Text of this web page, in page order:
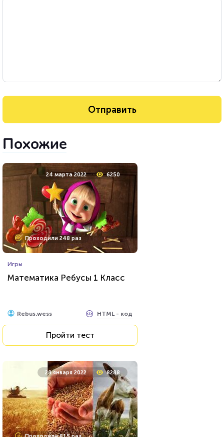
Похожие
24 марта 2022 6250
Проходили 248 раз
Игры
Математика Ребусы 1 Класс
Rebus.wess HTML - код
Пройти тест
28 января 2022 8288